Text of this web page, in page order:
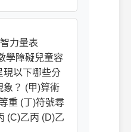
力量表
學障礙兒童容
現以下哪些分
象？ (甲)算術
重 (丁)符號尋
(C)乙丙 (D)乙